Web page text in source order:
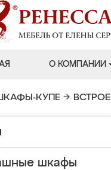
О КОМПАНИИ
КУПЕ →
шкафы